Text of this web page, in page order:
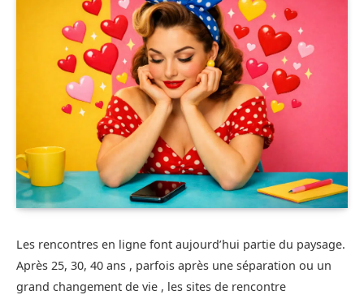
Les rencontres en ligne font aujourd’hui partie du paysage.
Après 25, 30, 40 ans , parfois après une séparation ou un
grand changement de vie , les sites de rencontre